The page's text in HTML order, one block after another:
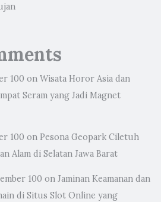
100 on Wisata Horor Asia dan
Seram yang Jadi Magnet
100 on Pesona Geopark Ciletuh
Alam di Selatan Jawa Barat
100 on Jaminan Keamanan dan
di Situs Slot Online yang